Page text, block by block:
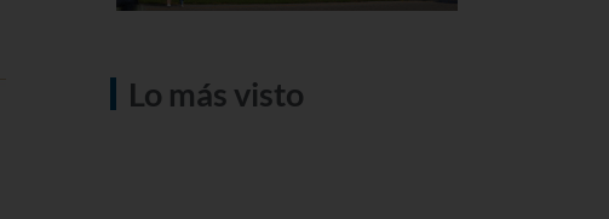
Lo más visto